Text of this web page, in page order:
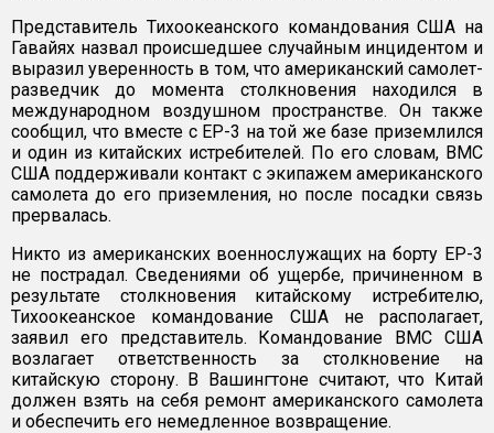
Представитель Тихоокеанского командования США на
Гавайях назвал происшедшее случайным инцидентом и
выразил уверенность в том, что американский самолет-
разведчик до момента столкновения находился в
международном воздушном пространстве. Он также
сообщил, что вместе с ЕР-3 на той же базе приземлился
и один из китайских истребителей. По его словам, ВМС
США поддерживали контакт с экипажем американского
самолета до его приземления, но после посадки связь
прервалась.
Никто из американских военнослужащих на борту ЕР-3
не пострадал. Сведениями об ущербе, причиненном в
результате столкновения китайскому истребителю,
Тихоокеанское командование США не располагает,
заявил его представитель. Командование ВМС США
возлагает ответственность за столкновение на
китайскую сторону. В Вашингтоне считают, что Китай
должен взять на себя ремонт американского самолета
и обеспечить его немедленное возвращение.